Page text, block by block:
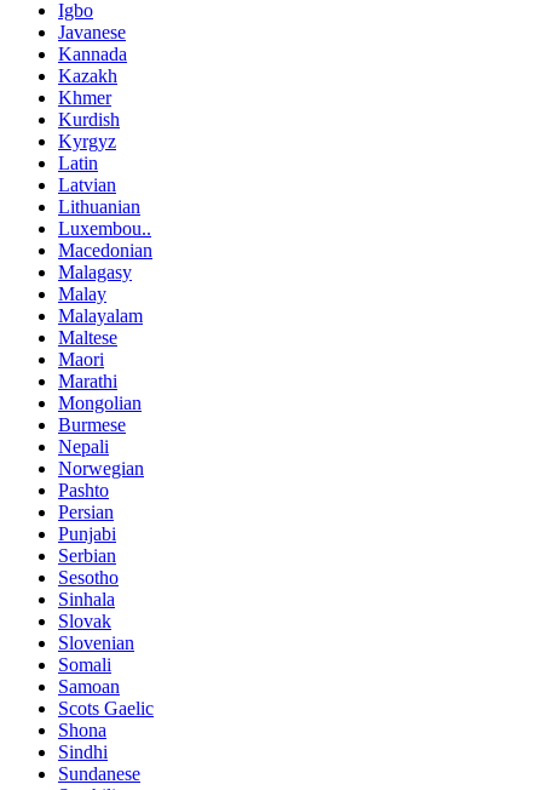
Igbo
Javanese
Kannada
Kazakh
Khmer
Kurdish
Kyrgyz
Latin
Latvian
Lithuanian
Luxembou..
Macedonian
Malagasy
Malay
Malayalam
Maltese
Maori
Marathi
Mongolian
Burmese
Nepali
Norwegian
Pashto
Persian
Punjabi
Serbian
Sesotho
Sinhala
Slovak
Slovenian
Somali
Samoan
Scots Gaelic
Shona
Sindhi
Sundanese